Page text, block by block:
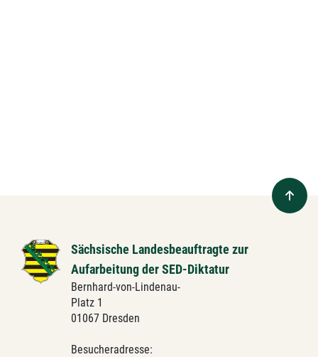
Sächsische Landesbeauftragte zur
Aufarbeitung der SED-Diktatur
Bernhard-von-Lindenau-
Platz 1
01067 Dresden
Besucheradresse: